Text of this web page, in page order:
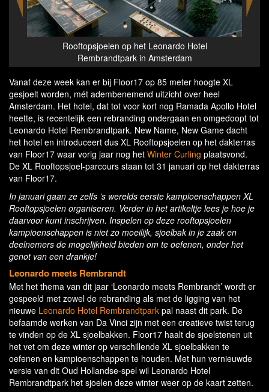
Rooftopsjoelen op het Leonardo Hotel
Rembrandtpark in Amsterdam
Vanaf deze week kan er bij Floor17 op 85 meter hoogte XL
gesjoelt worden, mét adembenemend uitzicht over heel
Amsterdam. Het hotel, dat tot voor kort nog Ramada Apollo Hotel
heette, is recentelijk een rebranding ondergaan en omgedoopt tot
Leonardo Hotel Rembrandtpark. New Name, New Game dacht
het hotel en introduceert dus XL Rooftopsjoelen op het dakterras
van Floor17 waar vorig jaar nog het Winter Curling plaatsvond.
De XL Rooftopsjoel-parcours staan tot 31 januari op het dakterras
van Floor17.
In januari gaan ze zelfs ’s werelds eerste kampioenschappen XL
Rooftopsjoelen organiseren. Verder in het artikeltje lees je hoe je
daarvoor kunt inschrijven. Inspelen op deze rooftopsjoelen
kampioenschappen is niet zo moeilijk, sjoelbak in je zaak en
deelnemers de mogelijkheid bieden om te oefenen, onder het
genot van een drankje!
Leonardo meets Rembrandt
Met het thema van dit jaar ‘Leonardo meets Rembrandt’ wordt er
gespeeld met zowel de rebranding als met de ligging van het
nieuwe Leonardo Hotel Rembrandtpark pal naast dit park. De
befaamde werken van Da Vinci zijn met een creatieve twist terug
te vinden op de XL sjoelbakken. Floor17 haalt de sjoelstenen uit
het vet om deze winter op verschillende XL sjoelbakken te
oefenen en kampioenschappen te houden. Met hun vernieuwde
versie van dit Oud Hollandse-spel wil Leonardo Hotel
Rembrandtpark het sjoelen deze winter weer op de kaart zetten.